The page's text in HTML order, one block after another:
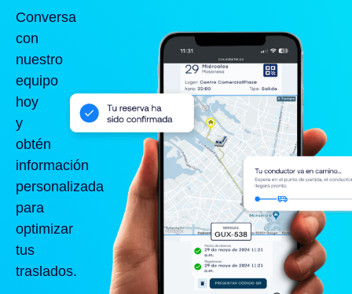
Conversa
con
nuestro
equipo
hoy
y
obtén
información
personalizada
para
optimizar
tus
traslados.